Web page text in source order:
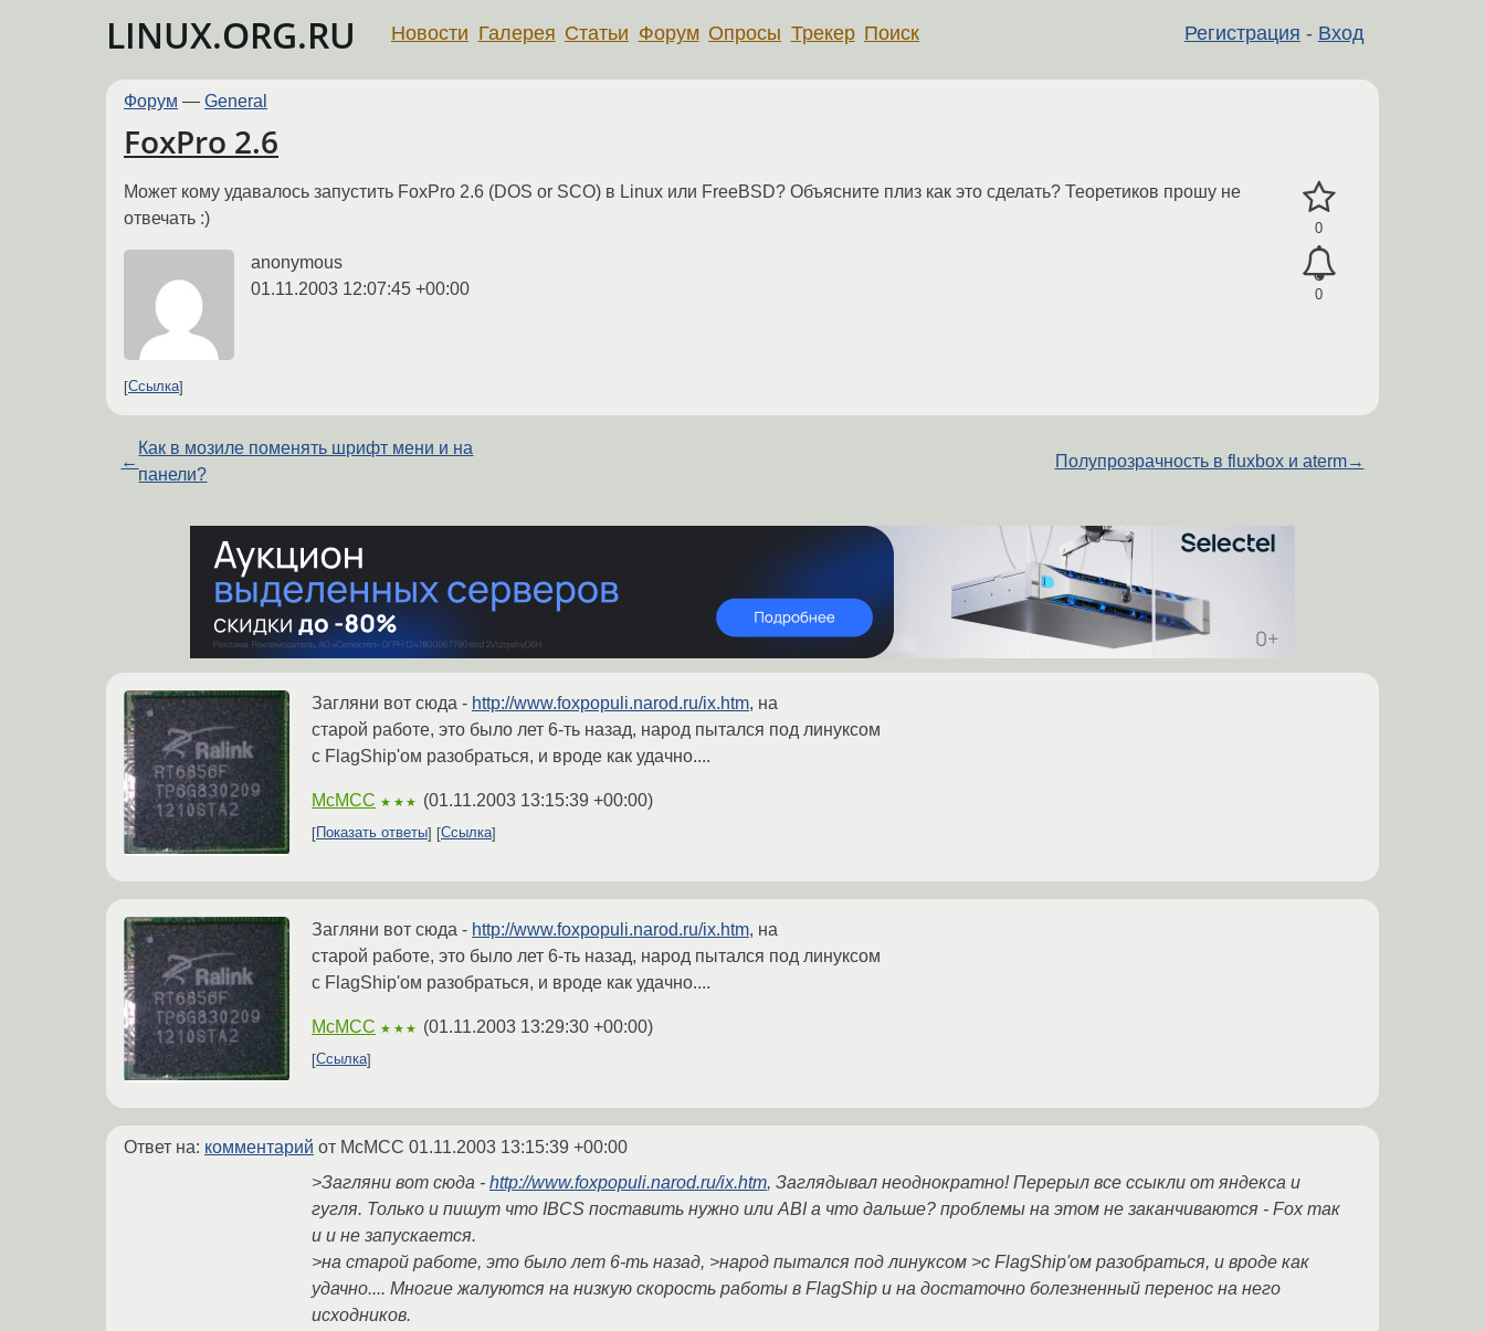
LINUX.ORG.RU Регистрация - Вход
Новости Галерея Статьи Форум Опросы Трекер Поиск
Форум — General
FoxPro 2.6
0
0
Может кому удавалось запустить FoxPro 2.6 (DOS or SCO) в Linux или FreeBSD? Объясните плиз как это сделать? Теоретиков прошу не
отвечать :)
anonymous
01.11.2003 12:07:45 +00:00
Ссылка
←
Как в мозиле поменять шрифт мени и на
панели?
Полупрозрачность в fluxbox и aterm→
Загляни вот сюда - http://www.foxpopuli.narod.ru/ix.htm, на
старой работе, это было лет 6-ть назад, народ пытался под линуксом
с FlagShip'ом разобраться, и вроде как удачно....
McMCC ★★★ (01.11.2003 13:15:39 +00:00)
Показать ответы Ссылка
Загляни вот сюда - http://www.foxpopuli.narod.ru/ix.htm, на
старой работе, это было лет 6-ть назад, народ пытался под линуксом
с FlagShip'ом разобраться, и вроде как удачно....
McMCC ★★★ (01.11.2003 13:29:30 +00:00)
Ссылка
Ответ на: комментарий от McMCC 01.11.2003 13:15:39 +00:00
>Загляни вот сюда - http://www.foxpopuli.narod.ru/ix.htm, Заглядывал неоднократно! Перерыл все ссыкли от яндекса и
гугля. Только и пишут что IBCS поставить нужно или ABI а что дальше? проблемы на этом не заканчиваются - Fox так
и и не запускается.
>на старой работе, это было лет 6-ть назад, >народ пытался под линуксом >с FlagShip'ом разобраться, и вроде как
удачно.... Многие жалуются на низкую скорость работы в FlagShip и на достаточно болезненный перенос на него
исходников.